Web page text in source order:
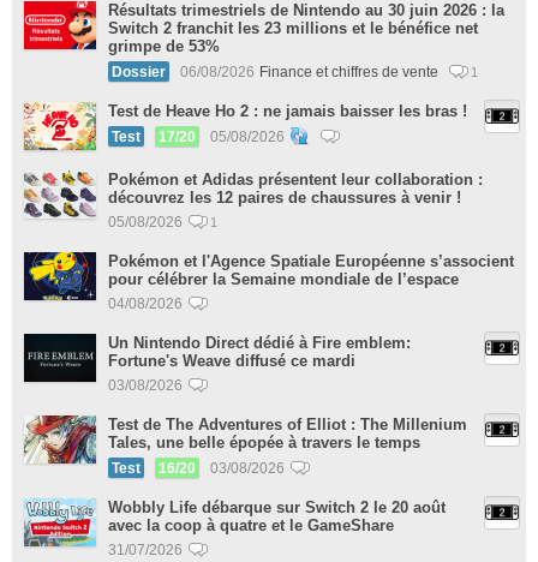
Résultats trimestriels de Nintendo au 30 juin 2026 : la
Switch 2 franchit les 23 millions et le bénéfice net
grimpe de 53%
Dossier 06/08/2026 Finance et chiffres de vente 1
Test de Heave Ho 2 : ne jamais baisser les bras !
Test 17/20 05/08/2026
Pokémon et Adidas présentent leur collaboration :
découvrez les 12 paires de chaussures à venir !
05/08/2026 1
Pokémon et l'Agence Spatiale Européenne s’associent
pour célébrer la Semaine mondiale de l’espace
04/08/2026
Un Nintendo Direct dédié à Fire emblem:
Fortune's Weave diffusé ce mardi
03/08/2026
Test de The Adventures of Elliot : The Millenium
Tales, une belle épopée à travers le temps
Test 16/20 03/08/2026
Wobbly Life débarque sur Switch 2 le 20 août
avec la coop à quatre et le GameShare
31/07/2026